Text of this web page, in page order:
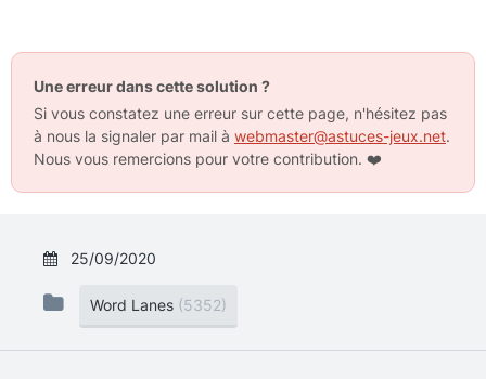
Une erreur dans cette solution ?
Si vous constatez une erreur sur cette page, n'hésitez pas
à nous la signaler par mail à webmaster@astuces-jeux.net.
Nous vous remercions pour votre contribution. ❤️
25/09/2020
Word Lanes (5352)